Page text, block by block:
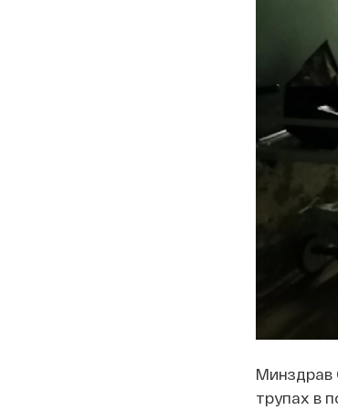
Минздрав
трупах в